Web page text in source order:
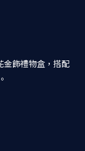
金飾禮物盒，搭配